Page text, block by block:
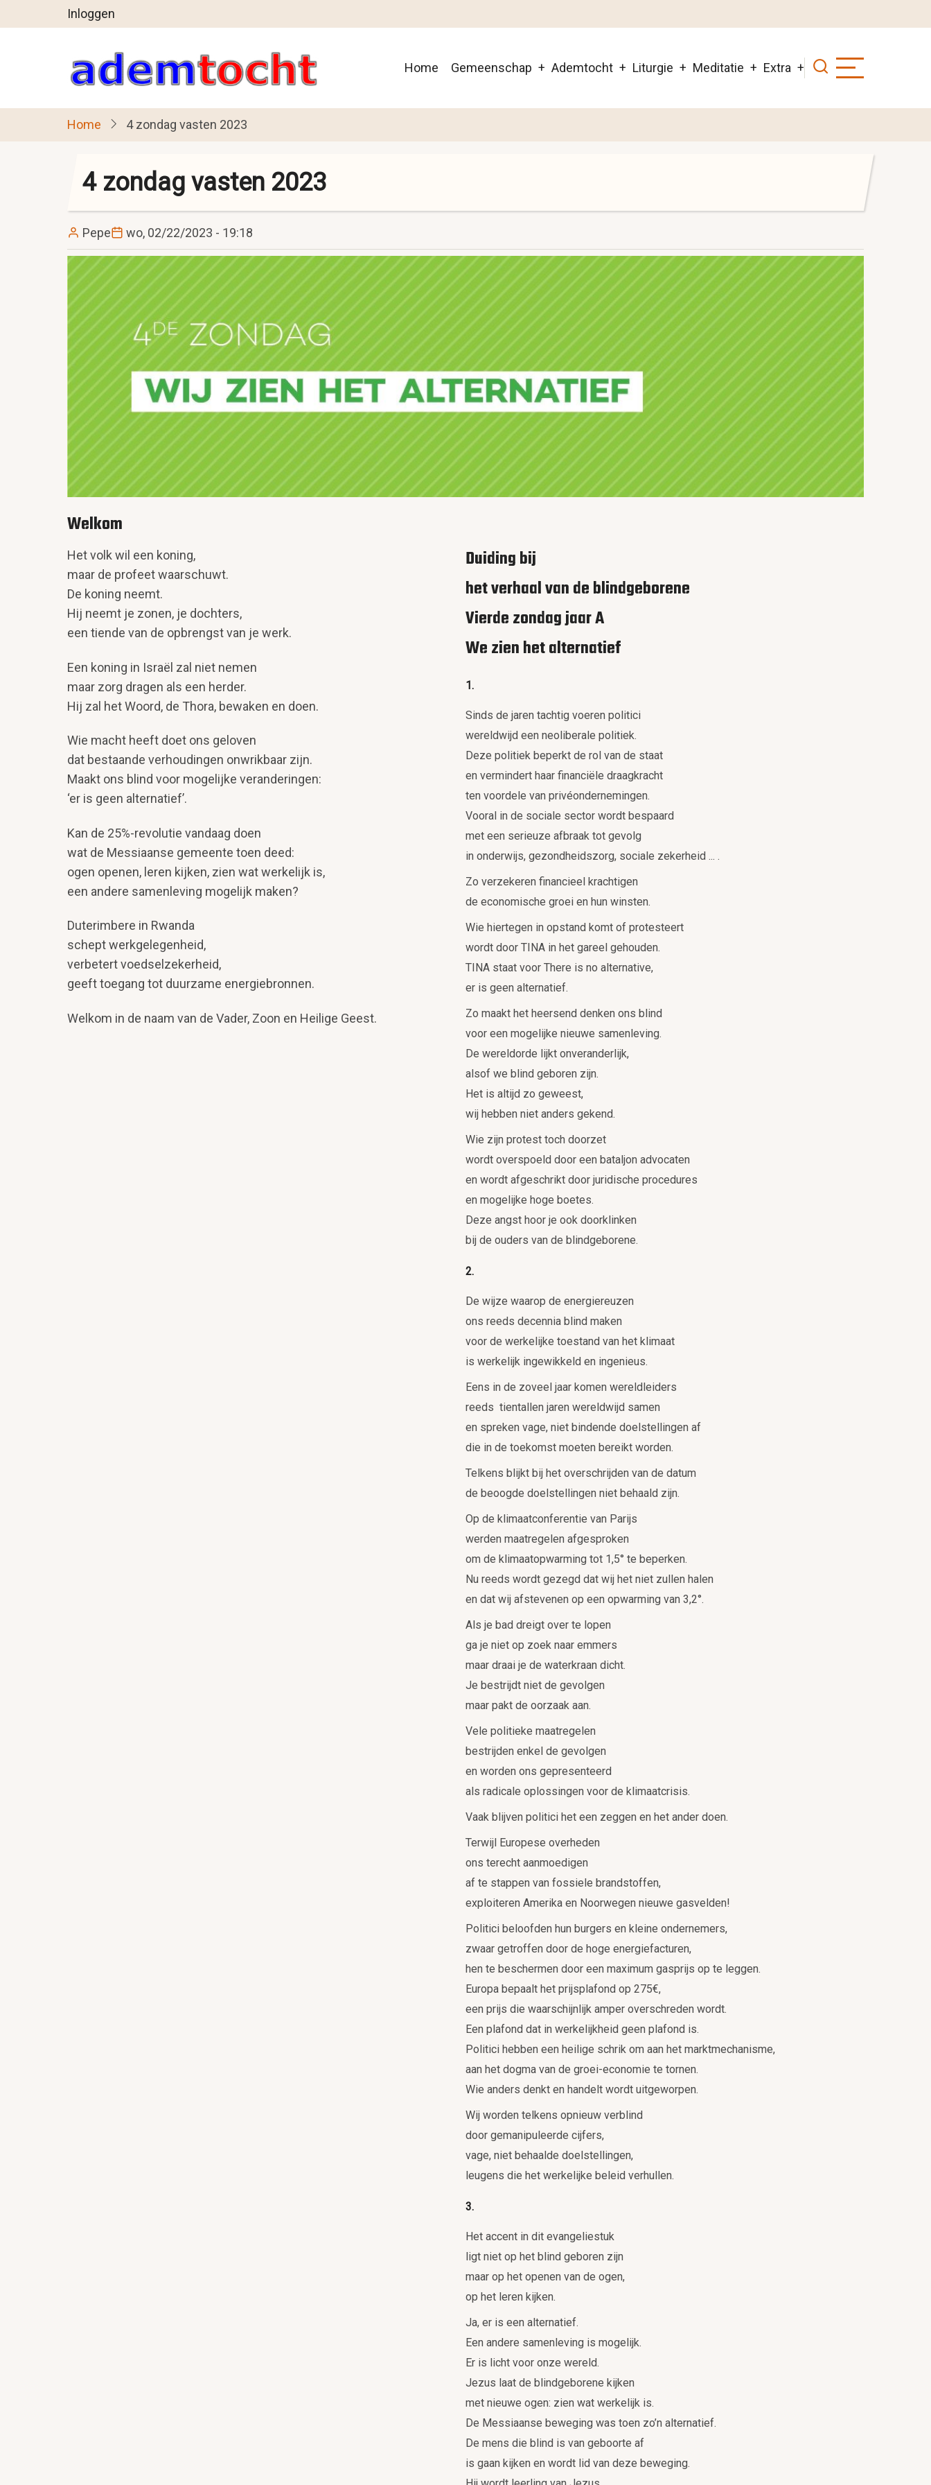
en
gaan
User
account
menu
Inloggen
Main
Home Gemeenschap Ademtocht Liturgie Meditatie Extra
Home 4 zondag vasten 2023
4 zondag vasten 2023
Pepe wo, 02/22/2023 - 19:18
Image
Welkom
Het volk wil een koning,
maar de profeet waarschuwt.
De koning neemt.
Hij neemt je zonen, je dochters,
een tiende van de opbrengst van je werk.
Een koning in Israël zal niet nemen
maar zorg dragen als een herder.
Hij zal het Woord, de Thora, bewaken en doen.
Wie macht heeft doet ons geloven
dat bestaande verhoudingen onwrikbaar zijn.
Maakt ons blind voor mogelijke veranderingen:
‘er is geen alternatief’.
Kan de 25%-revolutie vandaag doen
wat de Messiaanse gemeente toen deed:
ogen openen, leren kijken, zien wat werkelijk is,
een andere samenleving mogelijk maken?
Duterimbere in Rwanda
schept werkgelegenheid,
verbetert voedselzekerheid,
geeft toegang tot duurzame energiebronnen.
Welkom in de naam van de Vader, Zoon en Heilige Geest.
Duiding bij
het verhaal van de blindgeborene
Vierde zondag jaar A
We zien het alternatief
1.
Sinds de jaren tachtig voeren politici
wereldwijd een neoliberale politiek.
Deze politiek beperkt de rol van de staat
en vermindert haar financiële draagkracht
ten voordele van privéondernemingen.
Vooral in de sociale sector wordt bespaard
met een serieuze afbraak tot gevolg
in onderwijs, gezondheidszorg, sociale zekerheid ... .
Zo verzekeren financieel krachtigen
de economische groei en hun winsten.
Wie hiertegen in opstand komt of protesteert
wordt door TINA in het gareel gehouden.
TINA staat voor There is no alternative,
er is geen alternatief.
Zo maakt het heersend denken ons blind
voor een mogelijke nieuwe samenleving.
De wereldorde lijkt onveranderlijk,
alsof we blind geboren zijn.
Het is altijd zo geweest,
wij hebben niet anders gekend.
Wie zijn protest toch doorzet
wordt overspoeld door een bataljon advocaten
en wordt afgeschrikt door juridische procedures
en mogelijke hoge boetes.
Deze angst hoor je ook doorklinken
bij de ouders van de blindgeborene.
2.
De wijze waarop de energiereuzen
ons reeds decennia blind maken
voor de werkelijke toestand van het klimaat
is werkelijk ingewikkeld en ingenieus.
Eens in de zoveel jaar komen wereldleiders
reeds tientallen jaren wereldwijd samen
en spreken vage, niet bindende doelstellingen af
die in de toekomst moeten bereikt worden.
Telkens blijkt bij het overschrijden van de datum
de beoogde doelstellingen niet behaald zijn.
Op de klimaatconferentie van Parijs
werden maatregelen afgesproken
om de klimaatopwarming tot 1,5° te beperken.
Nu reeds wordt gezegd dat wij het niet zullen halen
en dat wij afstevenen op een opwarming van 3,2°.
Als je bad dreigt over te lopen
ga je niet op zoek naar emmers
maar draai je de waterkraan dicht.
Je bestrijdt niet de gevolgen
maar pakt de oorzaak aan.
Vele politieke maatregelen
bestrijden enkel de gevolgen
en worden ons gepresenteerd
als radicale oplossingen voor de klimaatcrisis.
Vaak blijven politici het een zeggen en het ander doen.
Terwijl Europese overheden
ons terecht aanmoedigen
af te stappen van fossiele brandstoffen,
exploiteren Amerika en Noorwegen nieuwe gasvelden!
Politici beloofden hun burgers en kleine ondernemers,
zwaar getroffen door de hoge energiefacturen,
hen te beschermen door een maximum gasprijs op te leggen.
Europa bepaalt het prijsplafond op 275€,
een prijs die waarschijnlijk amper overschreden wordt.
Een plafond dat in werkelijkheid geen plafond is.
Politici hebben een heilige schrik om aan het marktmechanisme,
aan het dogma van de groei-economie te tornen.
Wie anders denkt en handelt wordt uitgeworpen.
Wij worden telkens opnieuw verblind
door gemanipuleerde cijfers,
vage, niet behaalde doelstellingen,
leugens die het werkelijke beleid verhullen.
3.
Het accent in dit evangeliestuk
ligt niet op het blind geboren zijn
maar op het openen van de ogen,
op het leren kijken.
Ja, er is een alternatief.
Een andere samenleving is mogelijk.
Er is licht voor onze wereld.
Jezus laat de blindgeborene kijken
met nieuwe ogen: zien wat werkelijk is.
De Messiaanse beweging was toen zo’n alternatief.
De mens die blind is van geboorte af
is gaan kijken en wordt lid van deze beweging.